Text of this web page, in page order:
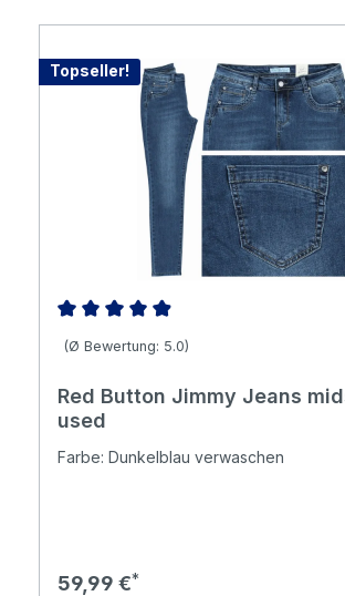
Topseller!
Durchschnittliche Bewertung von 4.98
(Ø Bewertung: 5.0)
Red Button Jimmy Jeans
used
Farbe: Dunkelblau verwaschen
Regulärer Preis:
59,99 €